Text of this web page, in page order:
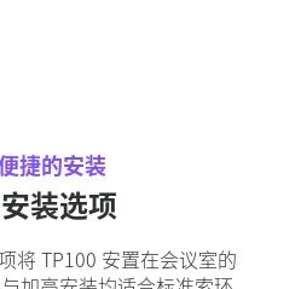
捷的安装
装选项
将 TP100 安置在会议室的